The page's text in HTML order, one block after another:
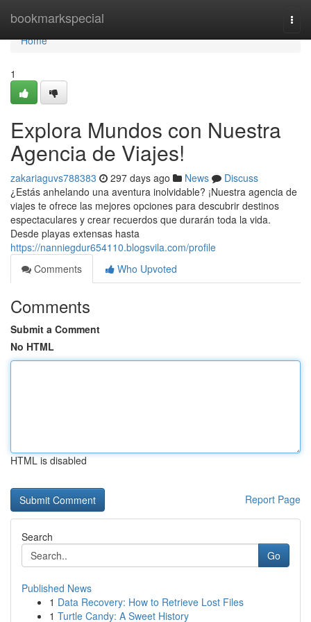
bookmarkspecial
Home
Home
1
Explora Mundos con Nuestra
Agencia de Viajes!
zakariaguvs788383 297 days ago News
Discuss
¿Estás anhelando una aventura inolvidable? ¡Nuestra agencia de
viajes te ofrece las mejores opciones para descubrir destinos
espectaculares y crear recuerdos que durarán toda la vida.
Desde playas extensas hasta
https://nanniegdur654110.blogsvila.com/profile
Comments
Who Upvoted
Comments
Submit a Comment
No HTML
HTML is disabled
Report Page
Search
Go
Published News
1 Data Recovery: How to Retrieve Lost Files
1 Turtle Candy: A Sweet History